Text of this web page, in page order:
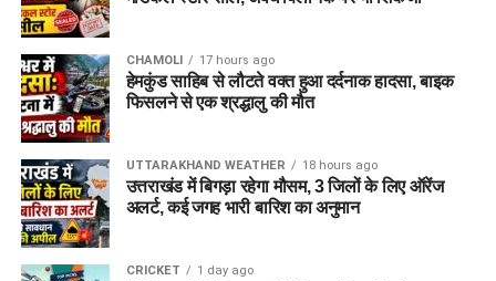
वैध पहचान पत्र
विभाग ने जिले के सभी योग्य एवं इच्छुक युवाओं से अपील की है कि वे समय
पर अपना पंजीकरण कराकर इस रोजगार अवसर का लाभ उठाएं।
CHAMOLI 17 hours ago
हेमकुंड साहिब से लौटते वक्त हुआ दर्दनाक हादसा, बाइक
फिसलने से एक श्रद्धालु की मौत
UTTARAKHAND WEATHER 18 hours ago
उत्तराखंड में बिगड़ा रहेगा मौसम, 3 जिलों के लिए ऑरेंज
अलर्ट, कई जगह भारी बारिश का अनुमान
CRICKET 1 day ago